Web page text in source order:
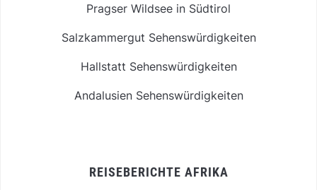
Pragser Wildsee in Südtirol
Salzkammergut Sehenswürdigkeiten
Hallstatt Sehenswürdigkeiten
Andalusien Sehenswürdigkeiten
REISEBERICHTE AFRIKA